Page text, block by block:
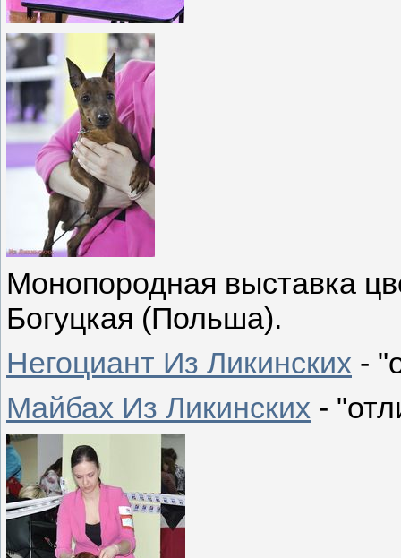
Монопородная выставка
Богуцкая (Польша).
Негоциант Из Ликинских -
Майбах Из Ликинских -